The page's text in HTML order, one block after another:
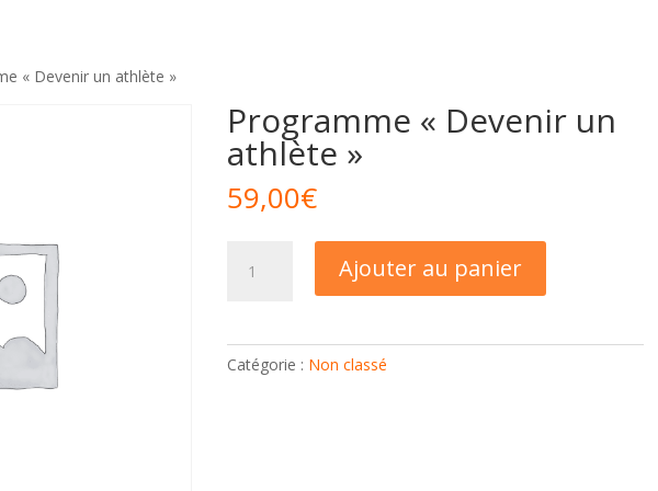
« Devenir un athlète »
Programme « Devenir un
athlète »
59,00€
athlète"
Ajouter au panier
Catégorie : Non classé